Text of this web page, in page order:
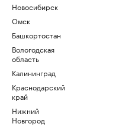
Новосибирск
Омск
Башкортостан
Вологодская
область
Калининград
Краснодарский
край
Нижний
Новгород